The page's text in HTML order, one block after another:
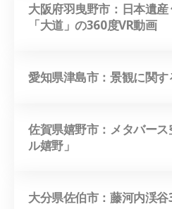
大阪府羽曳野市：日本遺
「大道」の360度VR動画
愛知県津島市：景観に関
佐賀県嬉野市：メタバー
ル嬉野」
大分県佐伯市：藤河内渓